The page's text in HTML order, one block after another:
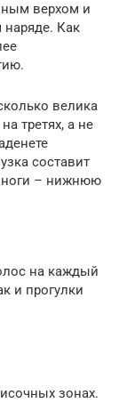
верхом и
наряде. Как
велика
третях, а не
составит
ноги – нижнюю
на каждый
и прогулки
зонах.